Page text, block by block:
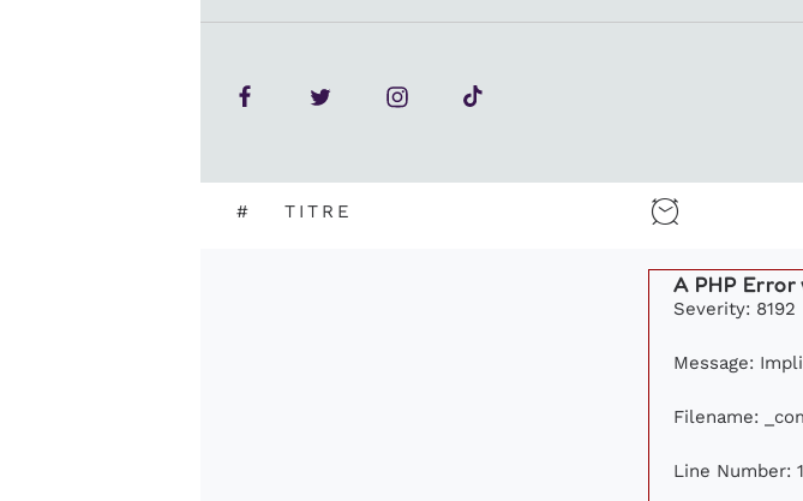
# TITRE
A PHP
Severity: 8192
Message:
Filename:
Line Number: